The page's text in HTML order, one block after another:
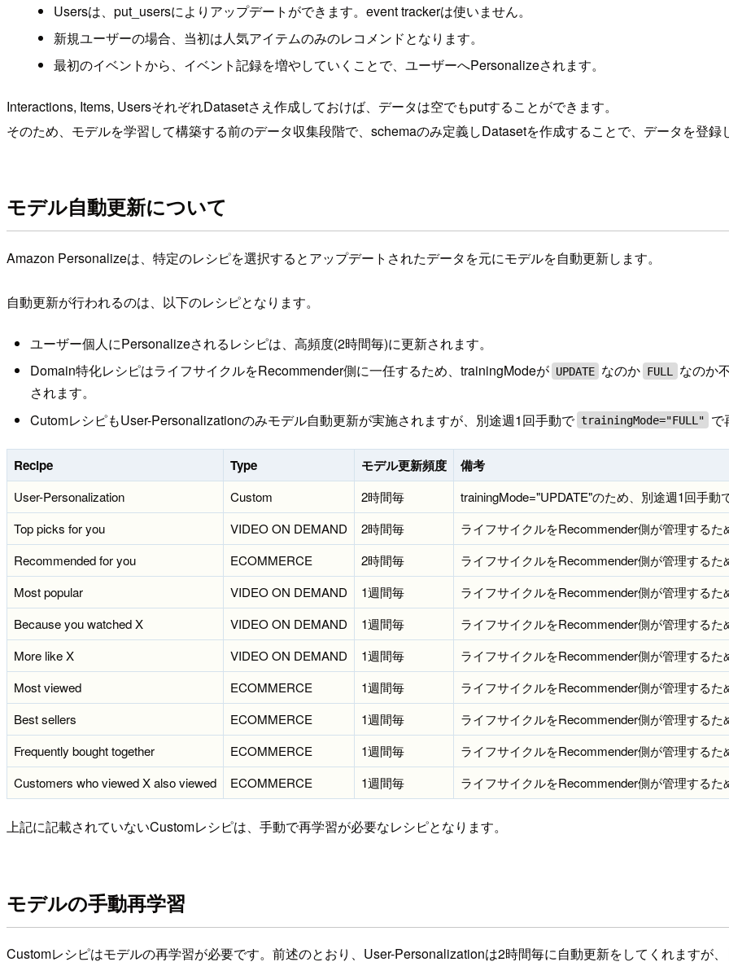
Usersは、put_usersによりアップデートができます。event trackerは使いません。
新規ユーザーの場合、当初は人気アイテムのみのレコメンドとなります。
最初のイベントから、イベント記録を増やしていくことで、ユーザーへPersonalizeされます。
Interactions, Items, UsersそれぞれDatasetさえ作成しておけば、データは空でもputすることができます。
そのため、モデルを学習して構築する前のデータ収集段階で、schemaのみ定義しDatasetを作成することで、データを登録
モデル自動更新について
Amazon Personalizeは、特定のレシピを選択するとアップデートされたデータを元にモデルを自動更新します。
自動更新が行われるのは、以下のレシピとなります。
ユーザー個人にPersonalizeされるレシピは、高頻度(2時間毎)に更新されます。
Domain特化レシピはライフサイクルをRecommender側に一任するため、trainingModeが UPDATE なのか FULL
なのか
されます。
CutomレシピもUser-Personalizationのみモデル自動更新が実施されますが、別途週1回手動で trainingMode="FULL" で
Recipe Type モデル更新頻度 備考
User-Personalization Custom 2時間毎
trainingMode="UPDATE"のため、別途週1回手動
Top picks for you
VIDEO ON DEMAND 2時間毎
ライフサイクルをRecommender側が管理するた
Recommended for you
ECOMMERCE 2時間毎
ライフサイクルをRecommender側が管理するた
Most popular
VIDEO ON DEMAND 1週間毎
ライフサイクルをRecommender側が管理するた
Because you watched X
VIDEO ON DEMAND 1週間毎
ライフサイクルをRecommender側が管理するた
More like X
VIDEO ON DEMAND 1週間毎
ライフサイクルをRecommender側が管理するた
Most viewed
ECOMMERCE 1週間毎
ライフサイクルをRecommender側が管理するた
Best sellers
ECOMMERCE 1週間毎
ライフサイクルをRecommender側が管理するた
Frequently bought together
ECOMMERCE 1週間毎
ライフサイクルをRecommender側が管理するた
Customers who viewed X also viewed
ECOMMERCE 1週間毎 ライフサイクルをRecommender側が管理するた
上記に記載されていないCustomレシピは、手動で再学習が必要なレシピとなります。
モデルの手動再学習
Customレシピはモデルの再学習が必要です。前述のとおり、User-Personalizationは2時間毎に自動更新をしてくれますが、